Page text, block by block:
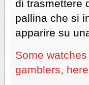
di trasmettere
pallina che si
apparire su
Some
gamblers,